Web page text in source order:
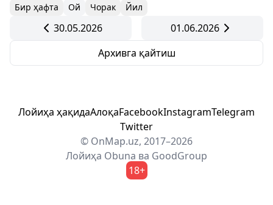
Бир ҳафта Ой Чорак Йил
30.05.2026
01.06.2026
Архивга қайтиш
Лойиҳа ҳақидаАлоқаFacebookInstagramTelegram
Twitter
© OnMap.uz, 2017–2026
Лойиҳа Obuna ва GoodGroup
18+